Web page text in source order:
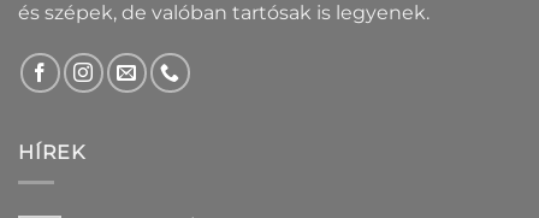
és szépek, de valóban tartósak is legyenek.
HÍREK